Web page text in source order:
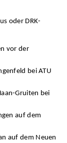
oder DRK-
vor der
bei ATU
Gruiten bei
auf dem
auf dem Neuen